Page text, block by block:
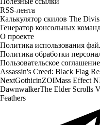
RSS-лента
Калькулятор скилов The
Генератор консольных
О проекте
Политика использования
Политика обработки
Пользовательское соглашение
Assassin's Creed: Black Flag
NextGothicinZOIMass Effect
DawnwalkerThe Elder Scrolls
Feathers